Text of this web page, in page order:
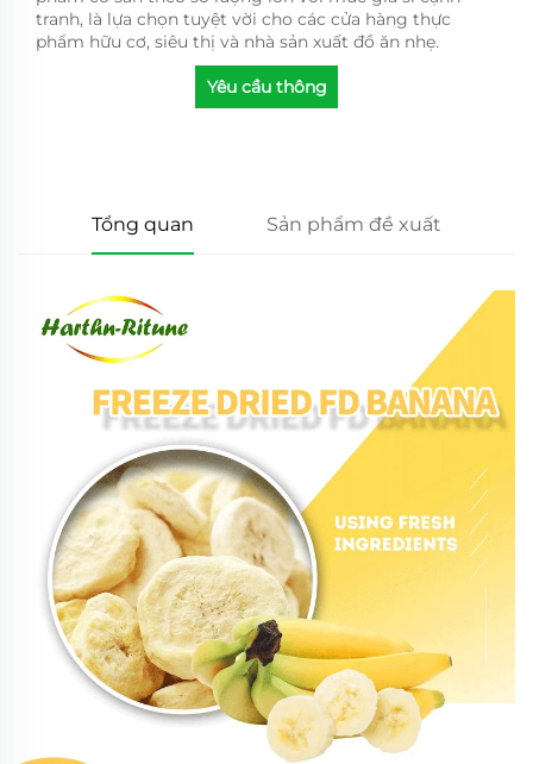
tranh, là lựa chọn tuyệt vời cho các cửa hàng thực
phẩm hữu cơ, siêu thị và nhà sản xuất đồ ăn nhẹ.
Yêu cầu thông
Tổng quan Sản phẩm đề xuất